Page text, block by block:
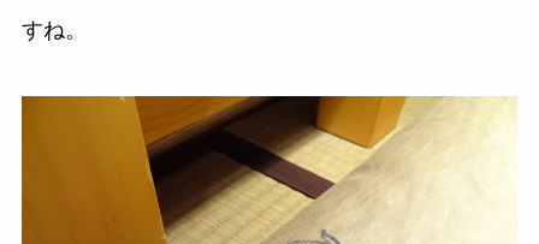
すね。